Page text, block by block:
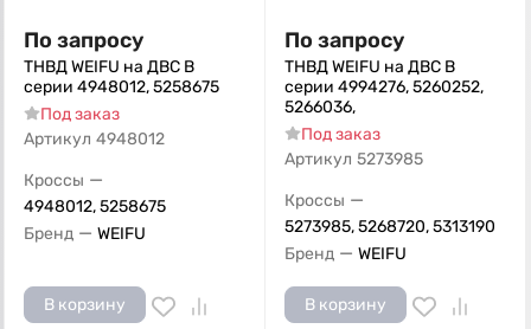
По запросу
ТНВД WEIFU на ДВС B
серии 4948012, 5258675
Под заказ
Артикул 4948012
Кроссы —
4948012, 5258675
Бренд — WEIFU
В корзину
По запросу
ТНВД WEIFU на ДВС B
серии 4994276, 5260252,
5266036,
Под заказ
Артикул 5273985
Кроссы —
5273985, 5268720, 5313190
Бренд — WEIFU
В корзину